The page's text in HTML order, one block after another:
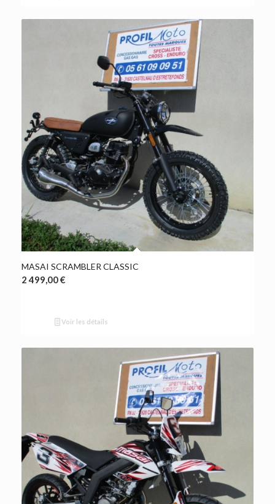
MASAI SCRAMBLER CLASSIC
2 499,00€
Voir les détails